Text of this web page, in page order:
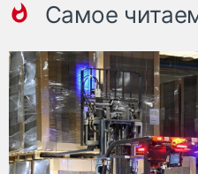
Самое